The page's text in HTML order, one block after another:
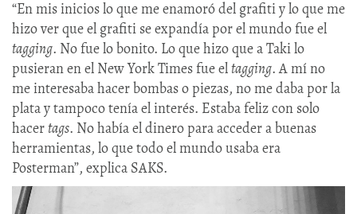
“En mis inicios lo que me enamoró del grafiti y lo que me
hizo ver que el grafiti se expandía por el mundo fue el
tagging. No fue lo bonito. Lo que hizo que a Taki lo
pusieran en el New York Times fue eltagging. A mí no
me interesaba hacer bombas o piezas, no me daba por la
plata y tampoco tenía el interés. Estaba feliz con solo
hacertags. No había el dinero para acceder a buenas
herramientas, lo que todo el mundo usaba era
Posterman”, explica SAKS.